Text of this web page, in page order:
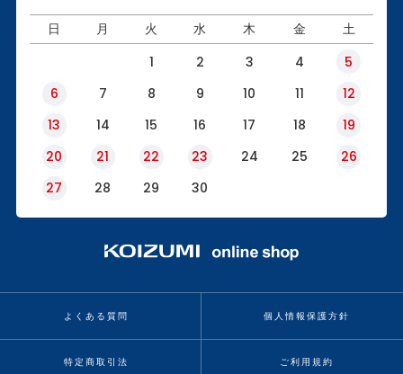
日 月 火 水 木 金 土
1 2 3 4
5
6
7 8 9 10 11
12
13
14 15 16 17 18
19
20
21 22 23 24 25
26
27
28 29 30
よくある質問 個人情報保護方針
特定商取引法 ご利用規約